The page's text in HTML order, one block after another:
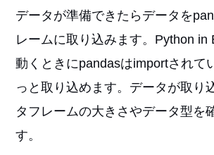
データが準備できたらデータを
レームに取り込みます。Python in
動くときにpandasはimportされて
っと取り込めます。データが取り
タフレームの大きさやデータ型を
す。